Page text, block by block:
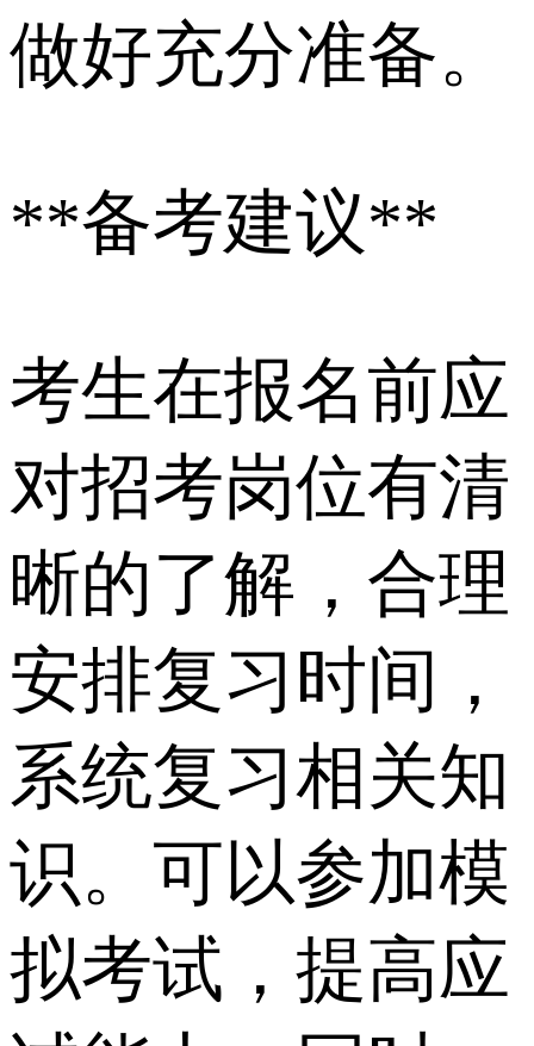
做好充分准备。
**备考建议**
考生在报名前应
对招考岗位有清
晰的了解，合理
安排复习时间，
系统复习相关知
识。可以参加模
拟考试，提高应